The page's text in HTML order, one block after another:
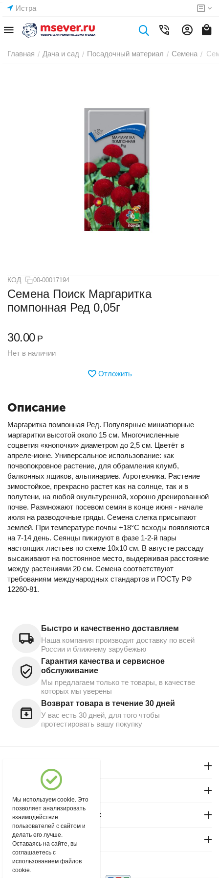
Истра
Главная / Дача и сад / Посадочный материал / Семена /
КОД: 00-00017194
Семена Поиск Маргаритка
помпонная Ред 0,05г
30.00 Р
Нет в наличии
Отложить
Описание
Маргаритка помпонная Ред. Популярные миниатюрные
маргаритки высотой около 15 см. Многочисленные
соцветия «кнопочки» диаметром до 2,5 см. Цветёт в
апреле-июне. Универсальное использование: как
почвопокровное растение, для обрамления клумб,
балконных ящиков, альпинариев. Агротехника. Растение
зимостойкое, прекрасно растет как на солнце, так и в
полутени, на любой окультуренной, хорошо дренированной
почве. Размножают посевом семян в конце июня - начале
июля на разводочные гряды. Семена слегка присыпают
землей. При температуре почвы +18°С всходы появляются
на 7-14 день. Сеянцы пикируют в фазе 1-2-й пары
настоящих листьев по схеме 10x10 см. В августе рассаду
высаживают на постоянное место, выдерживая расстояние
между растениями 20 см. Семена соответствуют
требованиям международных стандартов и ГОСТу РФ
12260-81.
Быстро и качественно доставляем
Наша компания производит доставку по всей
России и ближнему зарубежью
Гарантия качества и сервисное
обслуживание
Мы предлагаем только те товары, в качестве
которых мы уверены
Возврат товара в течение 30 дней
У вас есть 30 дней, для того чтобы
протестировать вашу покупку
Магазин "Северный"
Покупательский сервис
Контакты
© 2004 - 2026 msever.ru.
Мы используем cookie. Это
позволяет анализировать
взаимодействие
пользователей с сайтом и
делать его лучше.
Оставаясь на сайте, вы
соглашаетесь с
использованием файлов
cookie.